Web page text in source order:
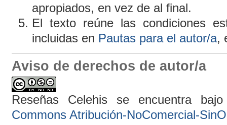
apropiados, en vez de al final.
El texto reúne las condiciones
incluidas en Pautas para el autor/a,
Aviso de derechos de autor/a
Reseñas Celehis se encuentra
Commons Atribución-NoComercial-